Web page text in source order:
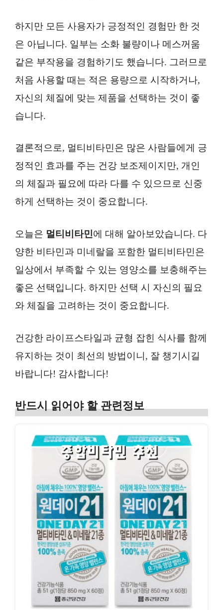
하지만 모든 사용자가 긍정적인 경험만 한 것
은 아닙니다. 일부는 소화 불량이나 메스꺼움
같은 부작용을 경험하기도 했습니다. 그러므로
처음 사용할 때는 적은 용량으로 시작하거나,
자신의 체질에 맞는 제품을 선택하는 것이 좋
습니다.
결론적으로, 멀티비타민은 많은 사람들에게 긍
정적인 효과를 주는 건강 보조제이지만, 개인
의 체질과 필요에 따라 다를 수 있으므로 신중
하게 선택하는 것이 중요합니다.
오늘은 멀티비타민에 대해 알아보았습니다. 다
양한 비타민과 미네랄을 포함한 멀티비타민은
일상에서 부족할 수 있는 영양소를 보충해주는
좋은 선택입니다. 하지만 선택 시 자신의 필요
와 체질을 고려하는 것이 중요합니다.
건강한 라이프스타일과 균형 잡힌 식사를 함께
유지하는 것이 최선의 방법이니, 잘 챙기시길
바랍니다! 감사합니다!
반드시 읽어야 할 관련정보